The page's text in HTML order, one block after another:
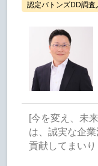
認定バトンズDD調査
[今を変え、未
は、誠実な企
貢献してまいり